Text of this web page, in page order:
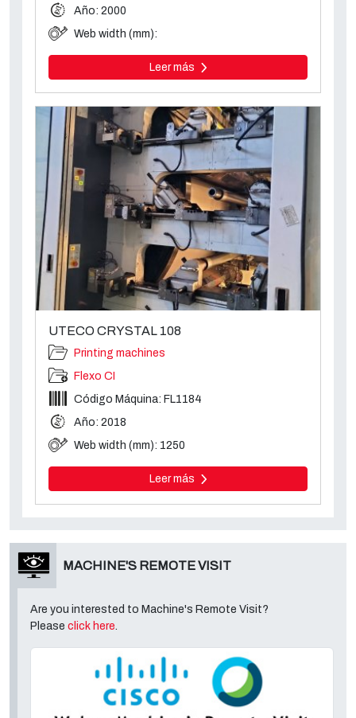
Año: 2000
Web width (mm):
Leer más
UTECO CRYSTAL 108
Printing machines
Flexo CI
Código Máquina: FL1184
Año: 2018
Web width (mm): 1250
Leer más
MACHINE'S REMOTE VISIT
Are you interested to Machine's Remote Visit?
Please click here